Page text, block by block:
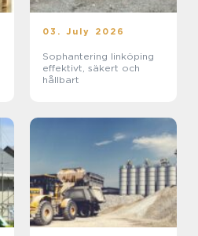
03. July 2026
Sophantering linköping
effektivt, säkert och
hållbart